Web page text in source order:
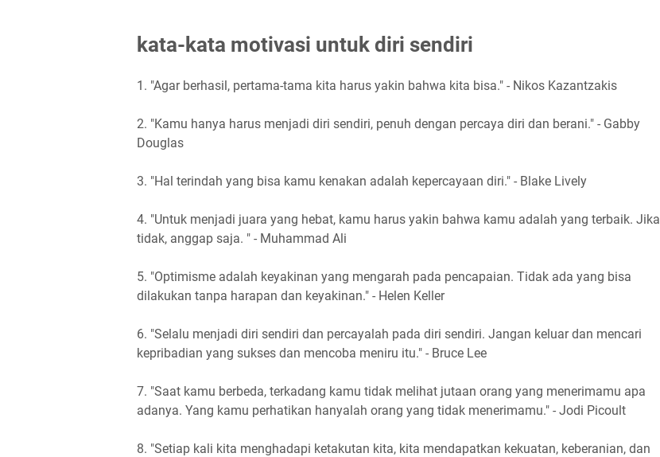
kata-kata motivasi untuk diri sendiri
1. "Agar berhasil, pertama-tama kita harus yakin bahwa kita bisa." - Nikos Kazantzakis
2. "Kamu hanya harus menjadi diri sendiri, penuh dengan percaya diri dan berani." - Gabby
Douglas
3. "Hal terindah yang bisa kamu kenakan adalah kepercayaan diri." - Blake Lively
4. "Untuk menjadi juara yang hebat, kamu harus yakin bahwa kamu adalah yang terbaik. Jika
tidak, anggap saja. " - Muhammad Ali
5. "Optimisme adalah keyakinan yang mengarah pada pencapaian. Tidak ada yang bisa
dilakukan tanpa harapan dan keyakinan." - Helen Keller
6. "Selalu menjadi diri sendiri dan percayalah pada diri sendiri. Jangan keluar dan mencari
kepribadian yang sukses dan mencoba meniru itu." - Bruce Lee
7. "Saat kamu berbeda, terkadang kamu tidak melihat jutaan orang yang menerimamu apa
adanya. Yang kamu perhatikan hanyalah orang yang tidak menerimamu." - Jodi Picoult
8. "Setiap kali kita menghadapi ketakutan kita, kita mendapatkan kekuatan, keberanian, dan